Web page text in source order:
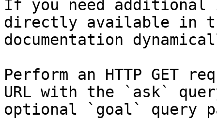
If you need
directly available in
documentation
Perform an HTTP GET
URL with the `ask`
optional `goal` query